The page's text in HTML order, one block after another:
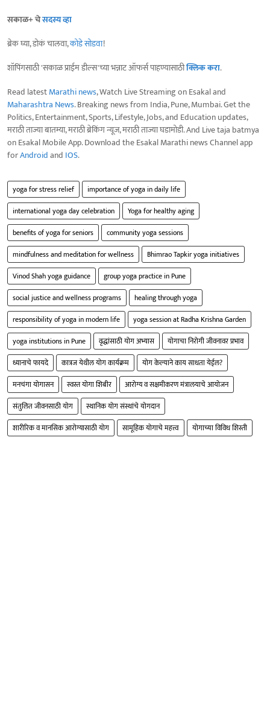
सकाळ+ चेसदस्य व्हा
ब्रेक घ्या, डोकं चालवा,कोडे सोडवा!
शॉपिंगसाठी 'सकाळ प्राईम डील्स'च्या भन्नाट ऑफर्स पाहण्यासाठीक्लिक करा.
Read latestMarathi news, Watch Live Streaming on Esakal and
Maharashtra News. Breaking news from India, Pune, Mumbai. Get the
Politics, Entertainment, Sports, Lifestyle, Jobs, and Education updates,
मराठी ताज्या बातम्या, मराठी ब्रेकिंग न्यूज, मराठी ताज्या घडामोडी. And Live taja batmya
on Esakal Mobile App. Download the Esakal Marathi news Channel app
forAndroidand IOS.
yoga for stress relief
importance of yoga in daily life
international yoga day celebration
Yoga for healthy aging
benefits of yoga for seniors
community yoga sessions
mindfulness and meditation for wellness
Bhimrao Tapkir yoga initiatives
Vinod Shah yoga guidance
group yoga practice in Pune
social justice and wellness programs
healing through yoga
responsibility of yoga in modern life
yoga session at Radha Krishna Garden
yoga institutions in Pune
वृद्धांसाठी योग अभ्यास
योगाचा निरोगी जीवनावर प्रभाव
ध्यानाचे फायदे
कात्रज येथील योग कार्यक्रम
योग केल्याने काय साधता येईल?
मनचंगा योगासन
स्वस्त योगा शिबीर
आरोग्य व सक्षमीकरण मंत्रालयाचे आयोजन
संतुलित जीवनसाठी योग
स्थानिक योग संस्थांचे योगदान
शारीरिक व मानसिक आरोग्यासाठी योग
सामूहिक योगाचे महत्त्व योगाच्या विविध शिस्ती